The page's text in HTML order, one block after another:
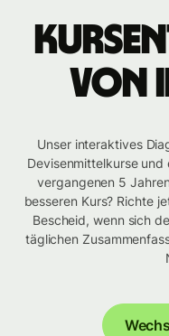
von
Unser interaktives
Devisenmittelkurse
vergangenen 5
besseren Kurs? Richte
Bescheid, wenn sich
täglichen